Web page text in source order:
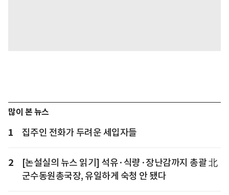
많이 본 뉴스
1 집주인 전화가 두려운 세입자들
2
[논설실의 뉴스 읽기] 석유·식량·장난감까지 총괄 北
군수동원총국장, 유일하게 숙청 안 됐다